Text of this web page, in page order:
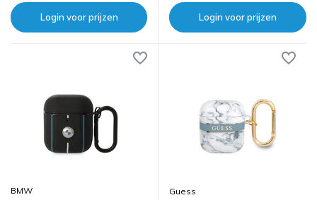
Login voor prijzen Login voor prijzen
BMW Guess